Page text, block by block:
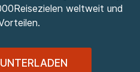
weltweit und